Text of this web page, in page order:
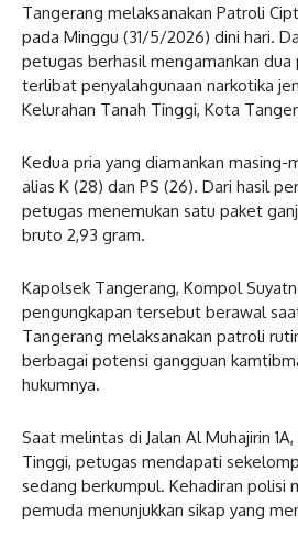
Tangerang melaksanakan Patroli
pada Minggu (31/5/2026) dini hari.
petugas berhasil mengamankan dua
terlibat penyalahgunaan narkotika
Kelurahan Tanah Tinggi, Kota
Kedua pria yang diamankan masing-
alias K (28) dan PS (26). Dari hasil
petugas menemukan satu paket
bruto 2,93 gram.
Kapolsek Tangerang, Kompol
pengungkapan tersebut berawal
Tangerang melaksanakan patroli
berbagai potensi gangguan
hukumnya.
Saat melintas di Jalan Al Muhajirin
Tinggi, petugas mendapati
sedang berkumpul. Kehadiran polisi
pemuda menunjukkan sikap yang